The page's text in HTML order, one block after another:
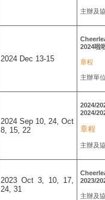
主辦及
2024 Dec 13-15
2024啦
章程
主辦單
2024 Sep 10, 24, Oct
8, 15, 22
2024/
2024/
章程
主辦及
2023 Oct 3, 10, 17,
24, 31
2023/
主辦及